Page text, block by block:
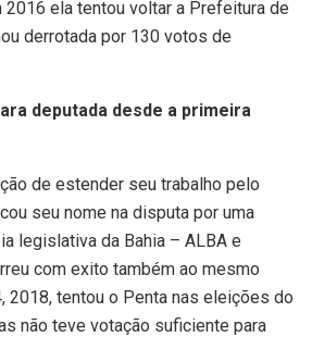
ela tentou voltar a Prefeitura de
derrotada por 130 votos de
deputada desde a primeira
de estender seu trabalho pelo
seu nome na disputa por uma
legislativa da Bahia – ALBA e
com exito também ao mesmo
2018, tentou o Penta nas eleições do
não teve votação suficiente para